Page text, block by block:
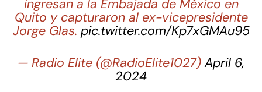
ingresan a la Embajada de México en
Quito y capturaron al ex-vicepresidente
Jorge Glas. pic.twitter.com/Kp7xGMAu95
— Radio Elite (@RadioElite1027) April 6,
2024